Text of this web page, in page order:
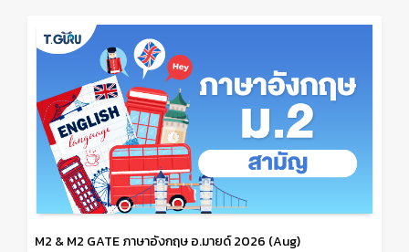
M2 & M2 GATE ภาษาอังกฤษ อ.มายด์ 2026 (Aug)